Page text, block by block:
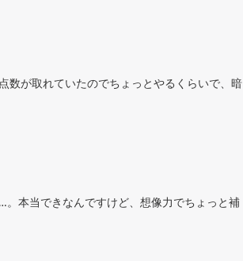
数が取れていたのでちょっとやるくらいで、暗
本当できなんですけど、想像力でちょっと補